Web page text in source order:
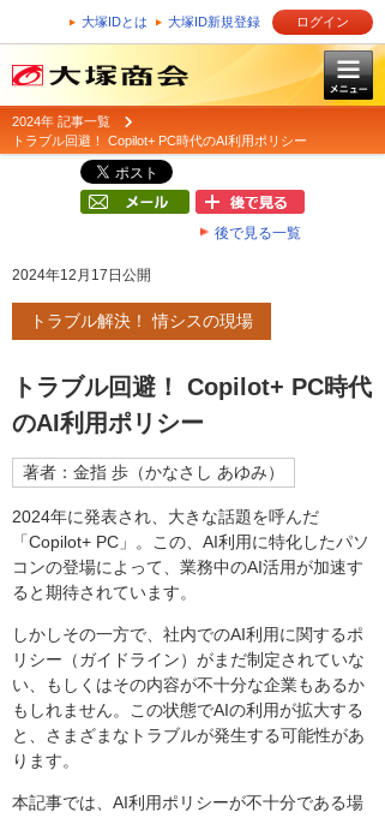
大塚IDとは 大塚ID新規登録 ログイン
2024年 記事一覧
トラブル回避！ Copilot+ PC時代のAI利用ポリシー
後で見る一覧
2024年12月17日公開
トラブル解決！ 情シスの現場
トラブル回避！ Copilot+ PC時代
のAI利用ポリシー
著者：金指 歩（かなさし あゆみ）
2024年に発表され、大きな話題を呼んだ
「Copilot+ PC」。この、AI利用に特化したパソ
コンの登場によって、業務中のAI活用が加速す
ると期待されています。
しかしその一方で、社内でのAI利用に関するポ
リシー（ガイドライン）がまだ制定されていな
い、もしくはその内容が不十分な企業もあるか
もしれません。この状態でAIの利用が拡大する
と、さまざまなトラブルが発生する可能性があ
ります。
本記事では、AI利用ポリシーが不十分である場